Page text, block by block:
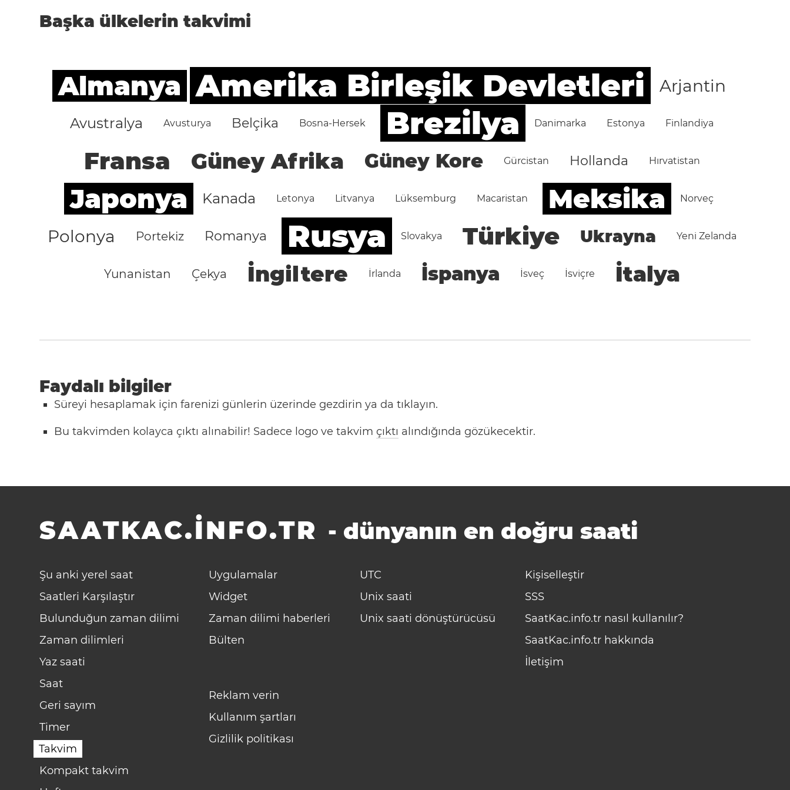
Başka ülkelerin takvimi
Almanya Amerika Birleşik Devletleri Arjantin
Avustralya Avusturya Belçika Bosna-Hersek Brezilya Danimarka Estonya Finlandiya
Fransa Güney Afrika Güney Kore Gürcistan Hollanda Hırvatistan
Japonya Kanada Letonya Litvanya Lüksemburg Macaristan Meksika Norveç
Polonya Portekiz Romanya Rusya Slovakya Türkiye Ukrayna Yeni Zelanda
Yunanistan Çekya İngiltere İrlanda İspanya İsveç İsviçre İtalya
Faydalı bilgiler
Süreyi hesaplamak için farenizi günlerin üzerinde gezdirin ya da tıklayın.
Bu takvimden kolayca çıktı alınabilir! Sadece logo ve takvimçıktı alındığında gözükecektir.
SAATKAC.INFO.TR - dünyanın en doğru saati
Şu anki yerel saat
Saatleri Karşılaştır
Bulunduğun zaman dilimi
Zaman dilimleri
Yaz saati
Saat
Geri sayım
Timer
Takvim
Kompakt takvim
Uygulamalar
Widget
Zaman dilimi haberleri
Bülten
UTC
Unix saati
Unix saati dönüştürücüsü
Kişiselleştir
SSS
SaatKac.info.tr nasıl kullanılır?
SaatKac.info.tr hakkında
İletişim
Reklam verin
Kullanım şartları
Gizlilik politikası